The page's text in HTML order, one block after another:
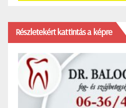
Részletekért kattintás a képre